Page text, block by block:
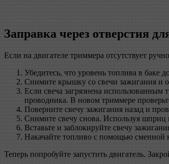
Заправка через отверстия
Если на двигателе триммера отсутствует
Убедитесь, что уровень топлива в баке
Снимите крышку со свечи зажигания и
Если свеча загрязнена
проводника. В новом триммере
Поверните свечу зажигания назад и
Снимите свечу снова. Используя шприц
Вставьте и заблокируйте свечу
Накачайте топливо с помощью сменной
Теперь попробуйте запустить двигатель.